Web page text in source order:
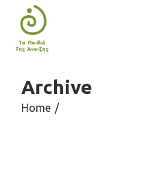
content
Archive
Home